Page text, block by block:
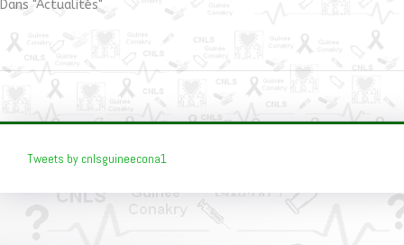
Dans "Actualités"
Tweets by cnlsguineecona1